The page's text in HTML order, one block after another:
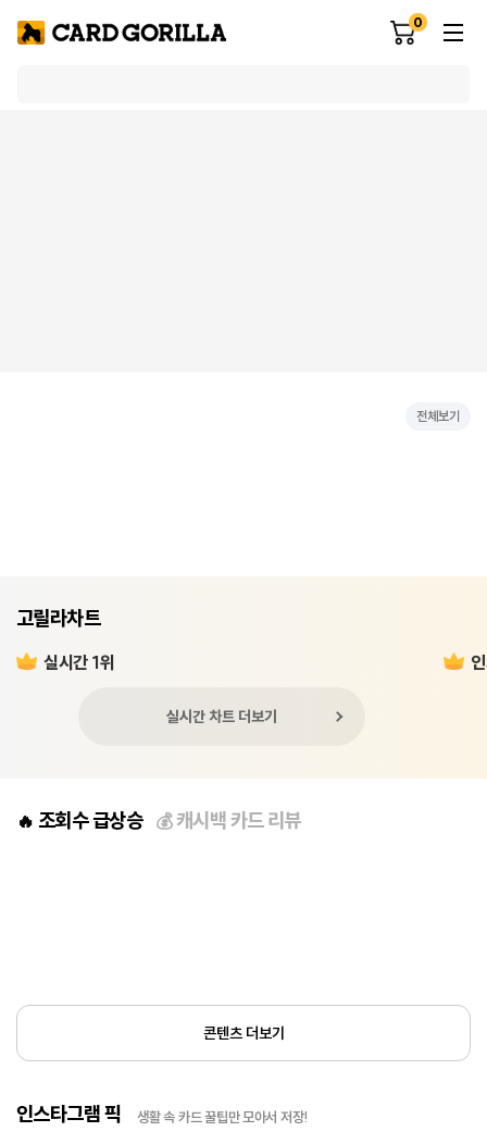
0
전체보기
고릴라차트
실시간 1위
실시간 차트 더보기
🔥 조회수 급상승 💰캐시백 카드 리뷰
콘텐츠 더보기
인스타그램 픽 생활 속 카드 꿀팁만 모아서 저장!